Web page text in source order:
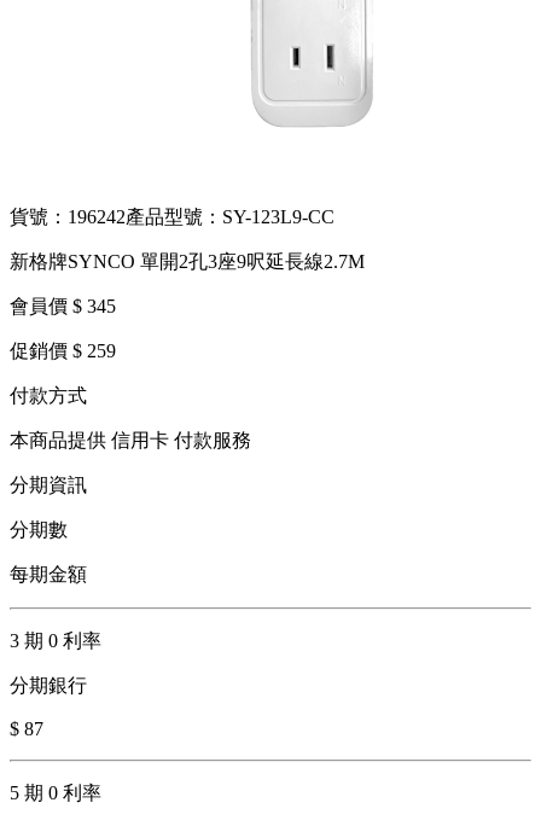
貨號：196242產品型號：SY-123L9-CC
新格牌SYNCO 單開2孔3座9呎延長線2.7M
會員價 $ 345
促銷價 $ 259
付款方式
本商品提供 信用卡 付款服務
分期資訊
分期數
每期金額
3 期 0 利率
分期銀行
$ 87
5 期 0 利率